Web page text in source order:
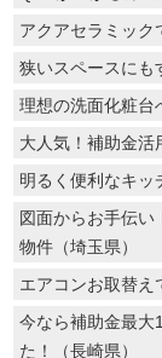
アクアセラミック
狭いスペースにも
理想の洗面化粧台
大人気！補助金活
明るく便利なキッ
図面からお手伝
物件（埼玉県）
エアコンお取替え
今なら補助金最大
た！（長崎県）